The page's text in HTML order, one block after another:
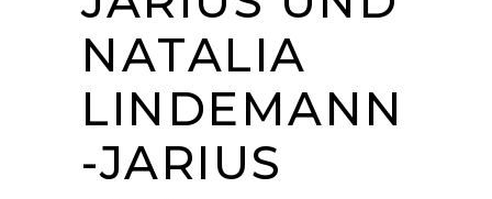
NATALIA
LINDEMANN
-JARIUS